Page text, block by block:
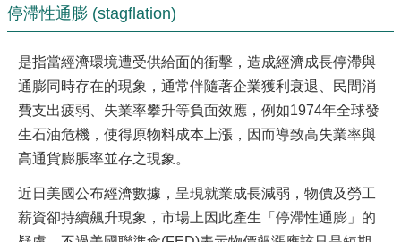
停滯性通膨 (stagflation)
是指當經濟環境遭受供給面的衝擊，造成經濟成長停滯與
通膨同時存在的現象，通常伴隨著企業獲利衰退、民間消
費支出疲弱、失業率攀升等負面效應，例如1974年全球發
生石油危機，使得原物料成本上漲，因而導致高失業率與
高通貨膨脹率並存之現象。
近日美國公布經濟數據，呈現就業成長減弱，物價及勞工
薪資卻持續飆升現象，市場上因此產生「停滯性通膨」的